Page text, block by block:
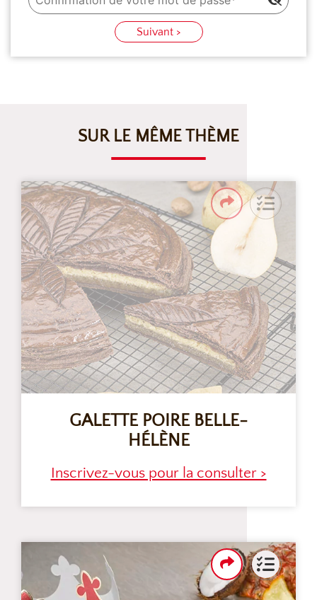
Suivant >
SUR LE MÊME THÈME
GALETTE POIRE BELLE-
HÉLÈNE
Inscrivez-vous pour la consulter >